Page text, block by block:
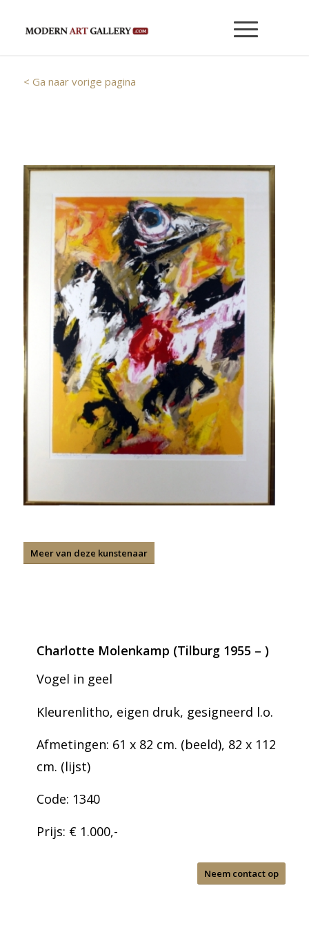
< Ga naar vorige pagina
Meer van deze kunstenaar
Charlotte Molenkamp (Tilburg 1955 – )
Vogel in geel
Kleurenlitho, eigen druk, gesigneerd l.o.
Afmetingen: 61 x 82 cm. (beeld), 82 x 112
cm. (lijst)
Code: 1340
Prijs: € 1.000,-
Neem contact op